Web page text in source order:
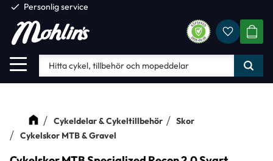
Meny
check Personlig service
Cykeldelar & Cykeltillbehör
Skor
Cykelskor MTB & Gravel